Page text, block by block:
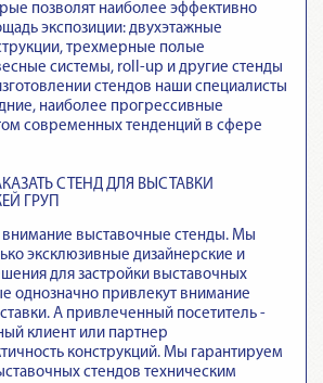
позволят наиболее эффективно
экспозиции: двухэтажные
трехмерные полые
системы, roll-up и другие стенды
стендов наши специалисты
наиболее прогрессивные
современных тенденций в сфере
СТЕНД ДЛЯ ВЫСТАВКИ
ГРУП
выставочные стенды. Мы
эксклюзивные дизайнерские и
для застройки выставочных
однозначно привлекут внимание
А привлеченный посетитель -
клиент или партнер
конструкций. Мы гарантируем
стендов техническим